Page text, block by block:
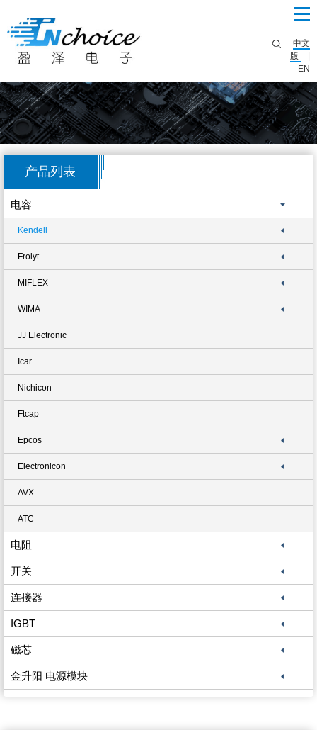
中文
版
EN
产品列表
电容
Kendeil
Frolyt
MIFLEX
WIMA
JJ Electronic
Icar
Nichicon
Ftcap
Epcos
Electronicon
AVX
ATC
电阻
开关
连接器
IGBT
磁芯
金升阳 电源模块